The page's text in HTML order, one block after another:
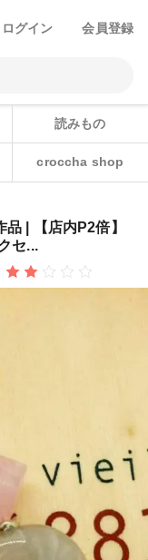
ログイン 会員登録
読みもの
croccha shop
| 【店内P2倍】
セ...